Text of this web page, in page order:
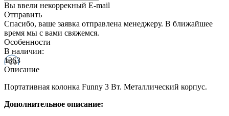
Вы ввели некоррекный E-mail
Отправить
Спасибо, ваше заявка отправлена менеджеру. В ближайшее
время мы с вами свяжемся.
Особенности
В наличии:
1363
Описание
Портативная колонка Funny 3 Вт. Металлический корпус.
Дополнительное описание: